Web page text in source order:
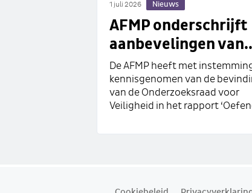
1 juli 2026 Nieuws
AFMP onderschrijft
aanbevelingen
De AFMP heeft met
kennisgenomen van de
van de Onderzoeksraad voor
Veiligheid in het rapport